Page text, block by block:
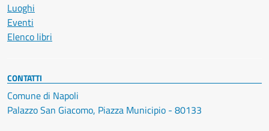
Luoghi
Eventi
Elenco libri
CONTATTI
Comune di Napoli
Palazzo San Giacomo, Piazza Municipio - 80133